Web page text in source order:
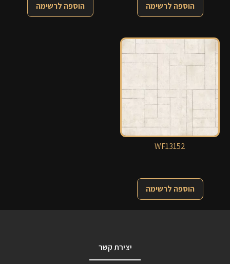
הוספה לרשימה הוספה לרשימה
WF13152
הוספה לרשימה
יצירת קשר